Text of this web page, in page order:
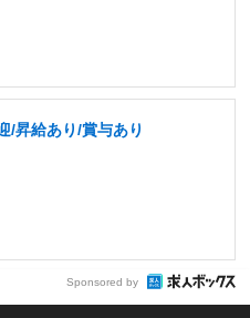
/昇給あり/賞与あり
Sponsored by